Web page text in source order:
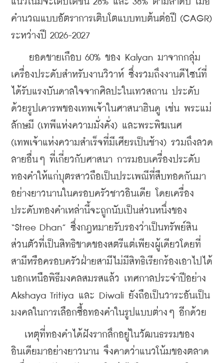
คำนวณแบบอัตราการเติบโตแบบทบต้นต่อปี (CAGR)
ระหว่างปี 2026-2027
ยอดขายเกือบ 60% ของ Kalyan มาจากกลุ่ม
เครื่องประดับสำหรับงานวิวาห์ ซึ่งรวมถึงงานดีไซน์ที่
ได้รับแรงบันดาลใจจากศิลปะในเทวสถาน ประดับ
ด้วยรูปเคารพของเทพเจ้าในศาสนาฮินดู เช่น พระแม่
ลักษมี (เทพีแห่งความมั่งคั่ง) และพระพิฆเนศ
(เทพเจ้าแห่งความสำเร็จที่มีเศียรเป็นช้าง) รวมถึงลวด
ลายอื่นๆ ที่เกี่ยวกับศาสนา การมอบเครื่องประดับ
ทองคำให้แก่บุตรสาวถือเป็นประเพณีที่สืบทอดกันมา
อย่างยาวนานในครอบครัวชาวอินเดีย โดยเครื่อง
ประดับทองคำเหล่านี้จะถูกนับเป็นส่วนหนึ่งของ
“Stree Dhan” ซึ่งกฎหมายรับรองว่าเป็นทรัพย์สิน
ส่วนตัวที่เป็นสิทธิขาดของสตรีแต่เพียงผู้เดียวโดยที่
สามีหรือครอบครัวฝ่ายสามีไม่มีสิทธิเรียกร้องเอาไปได้
นอกเหนือพิธีมงคลสมรสแล้ว เทศกาลประจำปีอย่าง
Akshaya Tritiya และ Diwali ยังถือเป็นวาระอันเป็น
มงคลในการเลือกซื้อทองคำในรูปแบบต่างๆ อีกด้วย
เหตุที่ทองคำได้ฝังรากลึกอยู่ในวัฒนธรรมของ
อินเดียมาอย่างยาวนาน จึงคาดว่าแนวโน้มของตลาด